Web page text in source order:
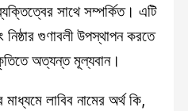
সাথে সম্পর্কিত। এটি
গুণাবলী উপস্থাপন করতে
অত্যন্ত মূল্যবান।
লাবিব নামের অর্থ কি,